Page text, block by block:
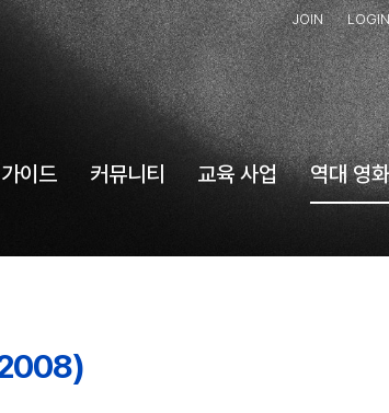
JOIN LOGIN
이드 커뮤니티 교육 사업 역대 영